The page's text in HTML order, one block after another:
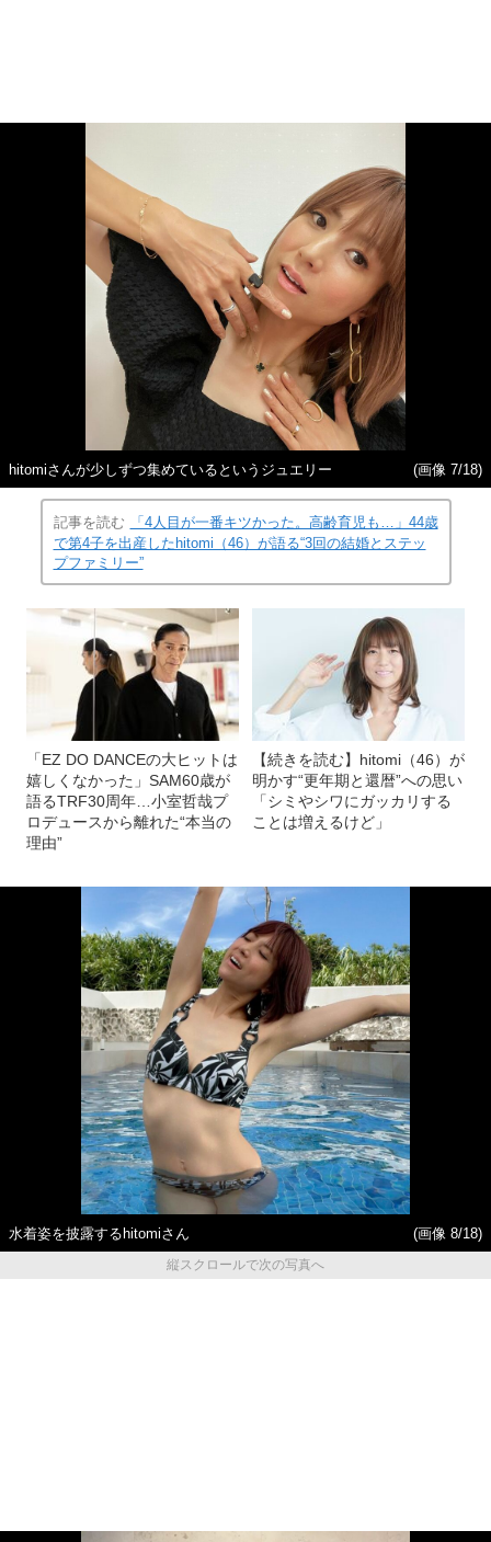
hitomiさんが少しずつ集めているというジュエリー (画像 7/18)
記事を読む
「4人目が一番キツかった。高齢育児も…」44歳
で第4子を出産したhitomi（46）が語る“3回の結婚とステッ
プファミリー”
「EZ DO DANCEの大ヒットは
嬉しくなかった」SAM60歳が
語るTRF30周年…小室哲哉プ
ロデュースから離れた“本当の
理由”
【続きを読む】hitomi（46）が
明かす“更年期と還暦”への思い
「シミやシワにガッカリする
ことは増えるけど」
水着姿を披露するhitomiさん
(画像 8/18)
縦スクロールで次の写真へ